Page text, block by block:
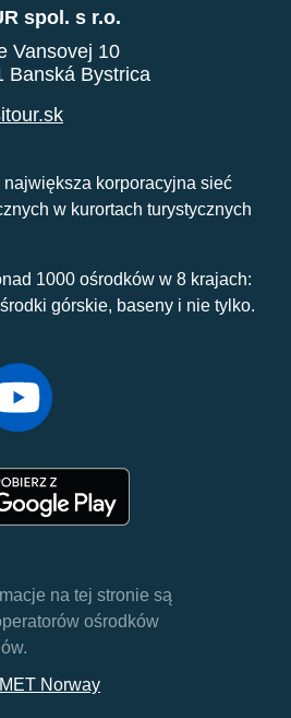
spol. s r.o.
Vansovej 10
Banská Bystrica
korporacyjna sieć
w kurortach turystycznych
1000 ośrodków w 8 krajach:
górskie, baseny i nie tylko.
na tej stronie są
ośrodków
MET Norway